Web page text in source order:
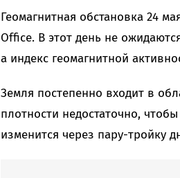
Геомагнитная обстановка 24
Office. В этот день не
а индекс геомагнитной
Земля постепенно входит в
плотности недостаточно,
изменится через пару-тройку